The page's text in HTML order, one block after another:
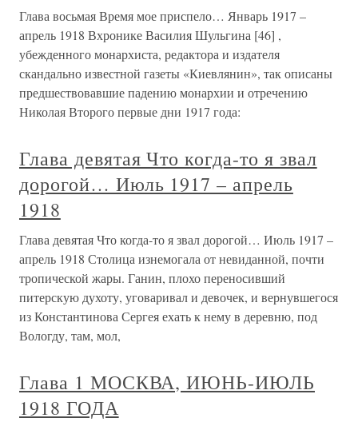
Глава восьмая Время мое приспело… Январь 1917 –
апрель 1918 Вхронике Василия Шульгина [46] ,
убежденного монархиста, редактора и издателя
скандально известной газеты «Киевлянин», так описаны
предшествовавшие падению монархии и отречению
Николая Второго первые дни 1917 года:
Глава девятая Что когда-то я звал
дорогой… Июль 1917 – апрель
1918
Глава девятая Что когда-то я звал дорогой… Июль 1917 –
апрель 1918 Столица изнемогала от невиданной, почти
тропической жары. Ганин, плохо переносивший
питерскую духоту, уговаривал и девочек, и вернувшегося
из Константинова Сергея ехать к нему в деревню, под
Вологду, там, мол,
Глава 1 МОСКВА, ИЮНЬ-ИЮЛЬ
1918 ГОДА